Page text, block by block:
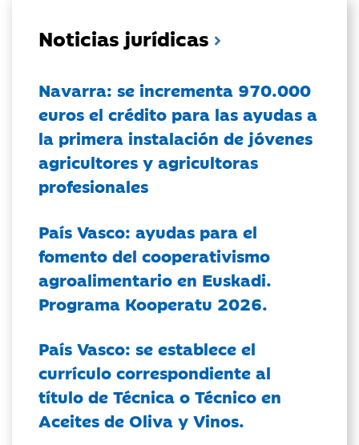
Noticias jurídicas
Navarra: se incrementa 970.000
euros el crédito para las ayudas a
la primera instalación de jóvenes
agricultores y agricultoras
profesionales
País Vasco: ayudas para el
fomento del cooperativismo
agroalimentario en Euskadi.
Programa Kooperatu 2026.
País Vasco: se establece el
currículo correspondiente al
título de Técnica o Técnico en
Aceites de Oliva y Vinos.